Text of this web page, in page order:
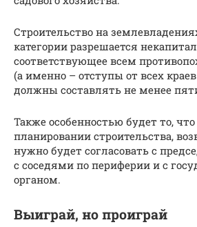
Строительство на
категории разрешается
соответствующее всем
(а именно – отступы от всех
должны составлять не менее
Также особенностью будет то,
планировании строительства,
нужно будет согласовать с
с соседями по периферии и с
органом.
Выиграй, но проиграй